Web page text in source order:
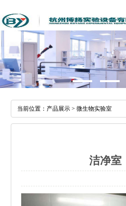
公司首页
关于我们
产品展示
人才招聘
当前位置： 产品展示 >微生物实验室
洁净室